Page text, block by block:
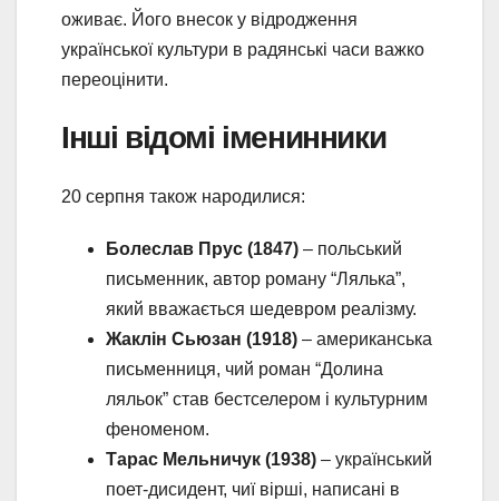
оживає. Його внесок у відродження
української культури в радянські часи важко
переоцінити.
Інші відомі іменинники
20 серпня також народилися:
Болеслав Прус (1847) – польський
письменник, автор роману “Лялька”,
який вважається шедевром реалізму.
Жаклін Сьюзан (1918) – американська
письменниця, чий роман “Долина
ляльок” став бестселером і культурним
феноменом.
Тарас Мельничук (1938) – український
поет-дисидент, чиї вірші, написані в